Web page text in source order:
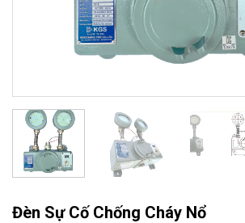
Đèn Sự Cố Chống Cháy Nổ